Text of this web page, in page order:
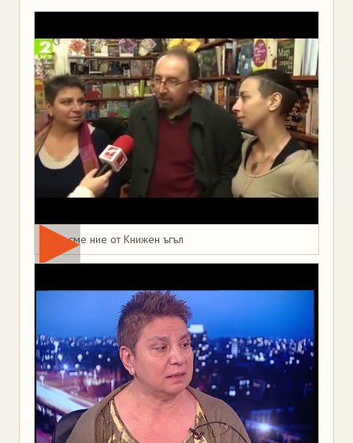
Това сме ние от Книжен ъгъл